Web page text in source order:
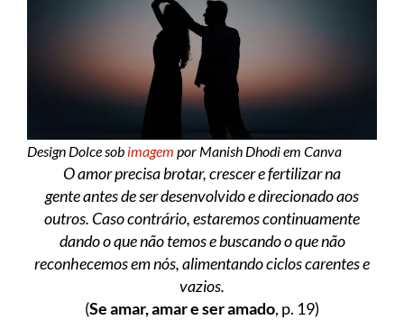
Design Dolce sob imagem por Manish Dhodi em Canva
O amor precisa brotar, crescer e fertilizar na
genteantes de ser desenvolvido e direcionado aos
outros. Caso contrário, estaremos continuamente
dando o que não temose buscando o que não
reconhecemos em nós,alimentando ciclos carentes e
vazios.
(Se amar, amar e ser amado, p. 19)